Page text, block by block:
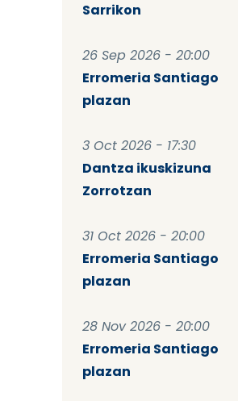
Sarrikon
26 Sep 2026 - 20:00
Erromeria Santiago
plazan
3 Oct 2026 - 17:30
Dantza ikuskizuna
Zorrotzan
31 Oct 2026 - 20:00
Erromeria Santiago
plazan
28 Nov 2026 - 20:00
Erromeria Santiago
plazan